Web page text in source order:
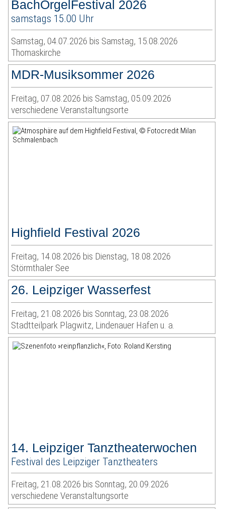
BachOrgelFestival 2026
samstags 15.00 Uhr
Samstag, 04.07.2026 bis Samstag, 15.08.2026
Thomaskirche
MDR-Musiksommer 2026
Freitag, 07.08.2026 bis Samstag, 05.09.2026
verschiedene Veranstaltungsorte
Highfield Festival 2026
Freitag, 14.08.2026 bis Dienstag, 18.08.2026
Störmthaler See
26. Leipziger Wasserfest
Freitag, 21.08.2026 bis Sonntag, 23.08.2026
Stadtteilpark Plagwitz, Lindenauer Hafen u. a.
14. Leipziger Tanztheaterwochen
Festival des Leipziger Tanztheaters
Freitag, 21.08.2026 bis Sonntag, 20.09.2026
verschiedene Veranstaltungsorte